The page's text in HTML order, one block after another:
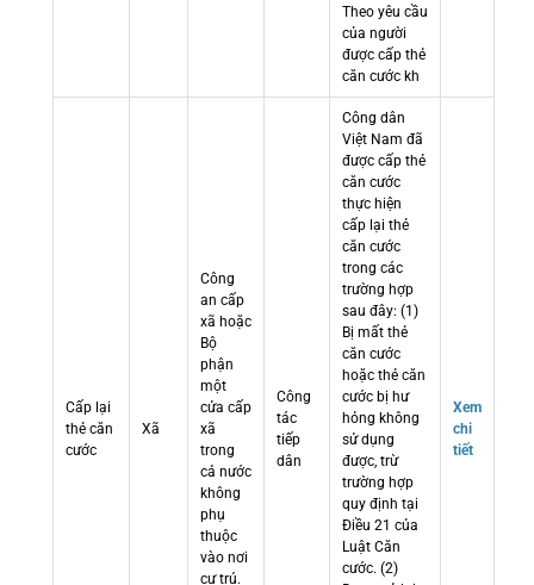
Theo yêu cầu
của người
được cấp thẻ
căn cước kh
Cấp lại
thẻ căn
cước
Xã
Công
an cấp
xã hoặc
Bộ
phận
một
cửa cấp
xã
trong
cả nước
không
phụ
thuộc
vào nơi
cư trú.
Công
tác
tiếp
dân
Công dân
Việt Nam đã
được cấp thẻ
căn cước
thực hiện
cấp lại thẻ
căn cước
trong các
trường hợp
sau đây: (1)
Bị mất thẻ
căn cước
hoặc thẻ căn
cước bị hư
hỏng không
sử dụng
được, trừ
trường hợp
quy định tại
Điều 21 của
Luật Căn
cước. (2)
Xem
chi
tiết